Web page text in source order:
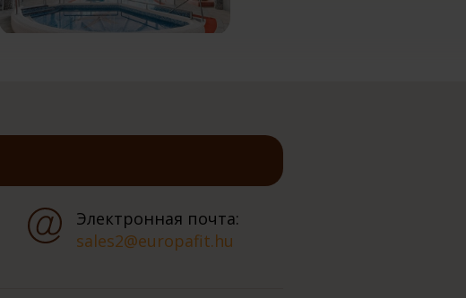
Электронная почта:
sales2@europafit.hu